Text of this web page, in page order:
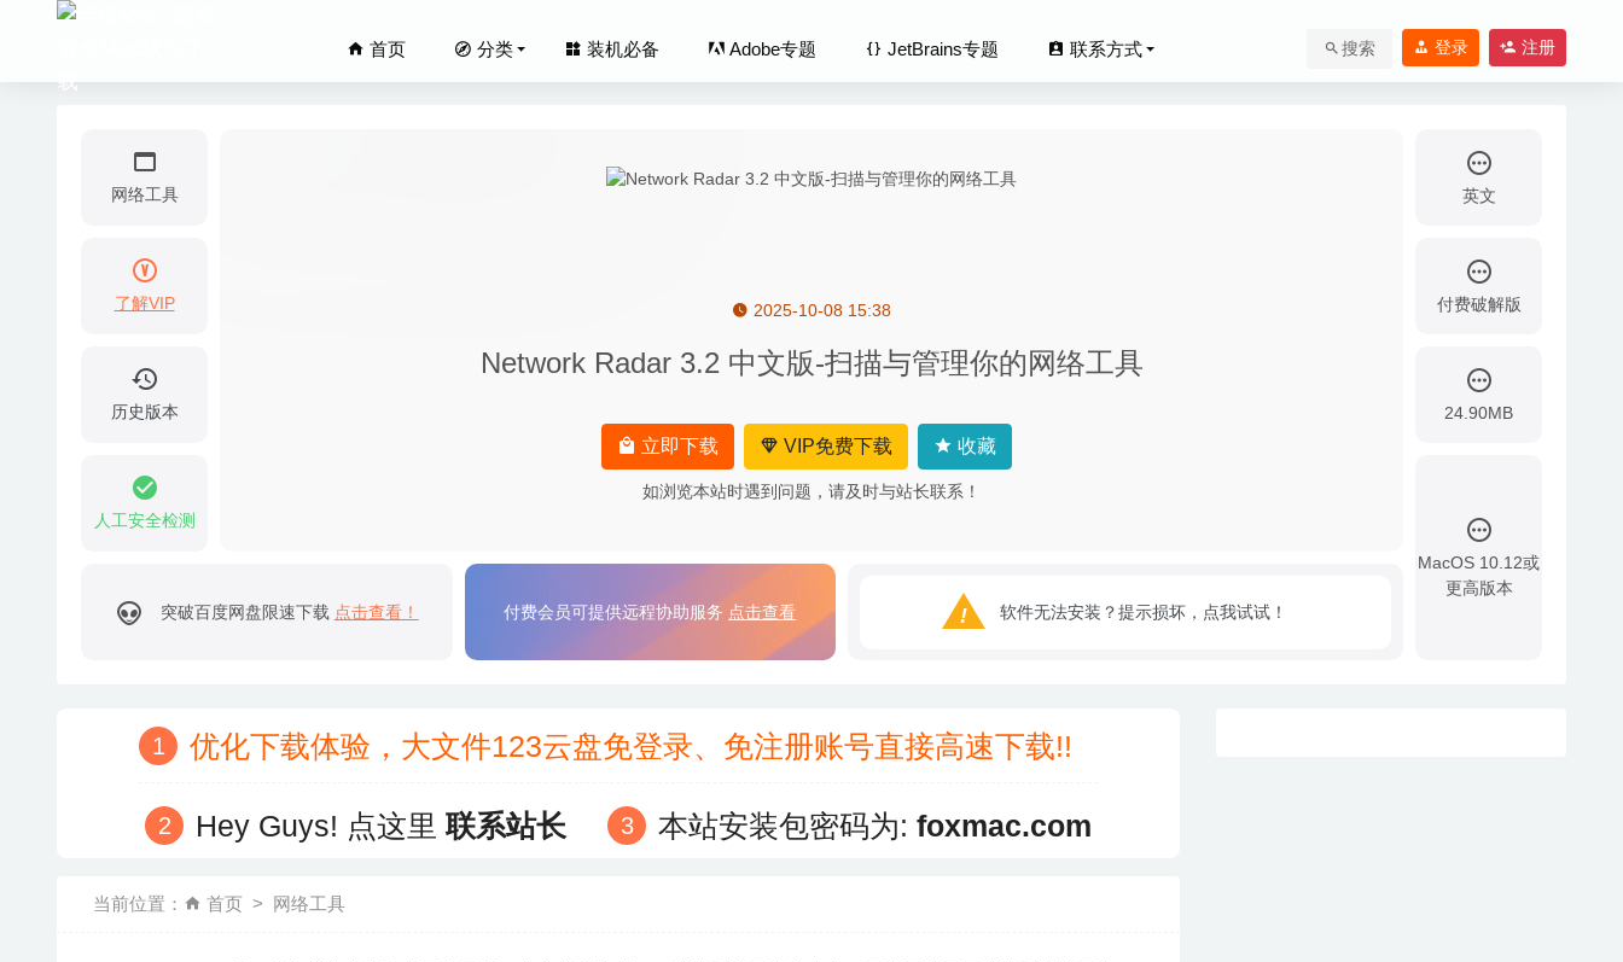
首页 分类 装机必备 Adobe专题 JetBrains专题 联系方式 搜索 登录 注册
网络工具
了解VIP
历史版本
人工安全检测
2025-10-08 15:38
Network Radar 3.2 中文版-扫描与管理你的网络工具
立即下载 VIP免费下载 收藏
如浏览本站时遇到问题，请及时与站长联系！
英文
付费破解版
24.90MB
MacOS 10.12或
更高版本
突破百度网盘限速下载 点击查看！ 付费会员可提供远程协助服务 点击查看 软件无法安装？提示损坏，点我试试！
优化下载体验，大文件123云盘免登录、免注册账号直接高速下载!!
Hey Guys! 点这里联系站长 本站安装包密码为: foxmac.com
当前位置： 首页 网络工具
Kite Compositor 2.0.2 for Mac- 强大的MacOS/iOS应用原型和动画设计工具 2020-03-14
NCH Switch Plus 14.08 – 音频格式转换工具 2026-06-15
Particulars 33 – Mac系统信息查看工具 2020-08-30